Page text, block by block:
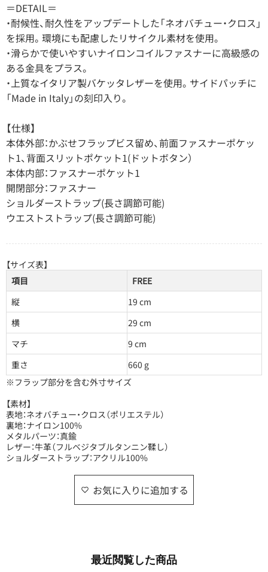
＝DETAIL＝
・耐候性、耐久性をアップデートした「ネオバチュー・クロス」
を採用。環境にも配慮したリサイクル素材を使用。
・滑らかで使いやすいナイロンコイルファスナーに高級感の
ある金具をプラス。
・上質なイタリア製バケッタレザーを使用。サイドパッチに
「Made in Italy」の刻印入り。
【仕様】
本体外部：かぶせフラップビス留め、前面ファスナーポケッ
ト1、背面スリットポケット1(ドットボタン）
本体内部：ファスナーポケット1
開閉部分：ファスナー
ショルダーストラップ(長さ調節可能)
ウエストストラップ(長さ調節可能)
【サイズ表】
項目
FREE
縦
19 cm
横
29 cm
マチ
9 cm
重さ
660 g
※フラップ部分を含む外寸サイズ
【素材】
表地：ネオバチュー・クロス（ポリエステル）
裏地：ナイロン100%
メタルパーツ：真鍮
レザー：牛革（フルベジタブルタンニン鞣し）
ショルダーストラップ：アクリル100%
お気に入りに追加する
最近​閲覧した​商品